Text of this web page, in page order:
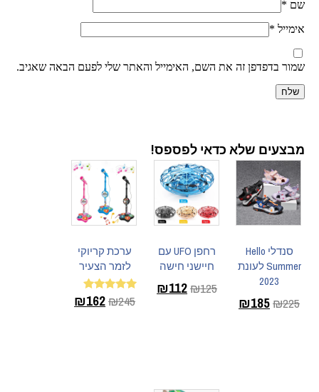
שם *
אימייל *
שמור בדפדפן זה את השם, האימייל והאתר שלי לפעם הבאה שאגיב.
מבצעים שלא כדאי לפספס!
סנדלי Hello
Summer לעונת
2023
₪225
₪185
רחפן UFO עם
חיישני חישה
₪125
₪112
ערכת קריוקי
לזמר הצעיר
דורג
5.00
₪245
₪162